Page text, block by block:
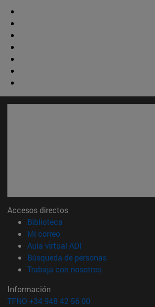
Accesos directos
Biblioteca
Mi correo(abre en nueva ventana)
Aula virtual ADI
Búsqueda de personas(abre en
Trabaja con nosotros(abre en nueva
Información
TFNO +34 948 42 56 00